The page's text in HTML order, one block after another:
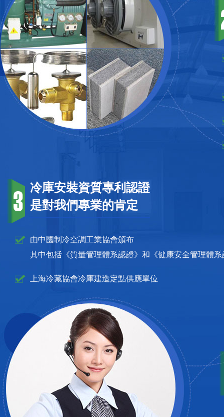
冷庫安裝資質專利認證
是對我們專業的肯定
由中國制冷空調工業協會頒布
其中包括《質量管理體系認證》和《健康安全管理體系
上海冷藏協會冷庫建造定點供應單位
的功率需求、備用電力需求以及運行效
率等。
冷凍庫/低溫食品冷凍庫的能耗如
何？_上海開冉制冷
低溫食品冷凍庫的能耗是一個復雜的問
題，受到多種因素的影響。通過優化冷
庫設計、正確使用冷庫、定期維護保
養、培訓操作人員以及制定規范的操作
流程等措施，可以有效地降低能耗水
平。
1000噸臘肉儲藏需要建多大的冷
庫
建造一個用于儲藏1000噸臘肉的冷庫，
需要考慮貨架、過道、防撞梁等占據的
來計算儲存空間。一般情況下，大概需
1000噸臘肉大約需要6000立方米的冷庫
容積。
蔬菜保鮮庫造價多少錢
蔬菜保鮮庫的造價無法給出一個固定的
價格。一般來說，可以根據冷庫的規
模、溫度要求、設備選型等因素來估算
造價。但是，具體的造價還需要根據實
際需求和市場價格來確定。
建造一個100平肉類冷凍庫需要多